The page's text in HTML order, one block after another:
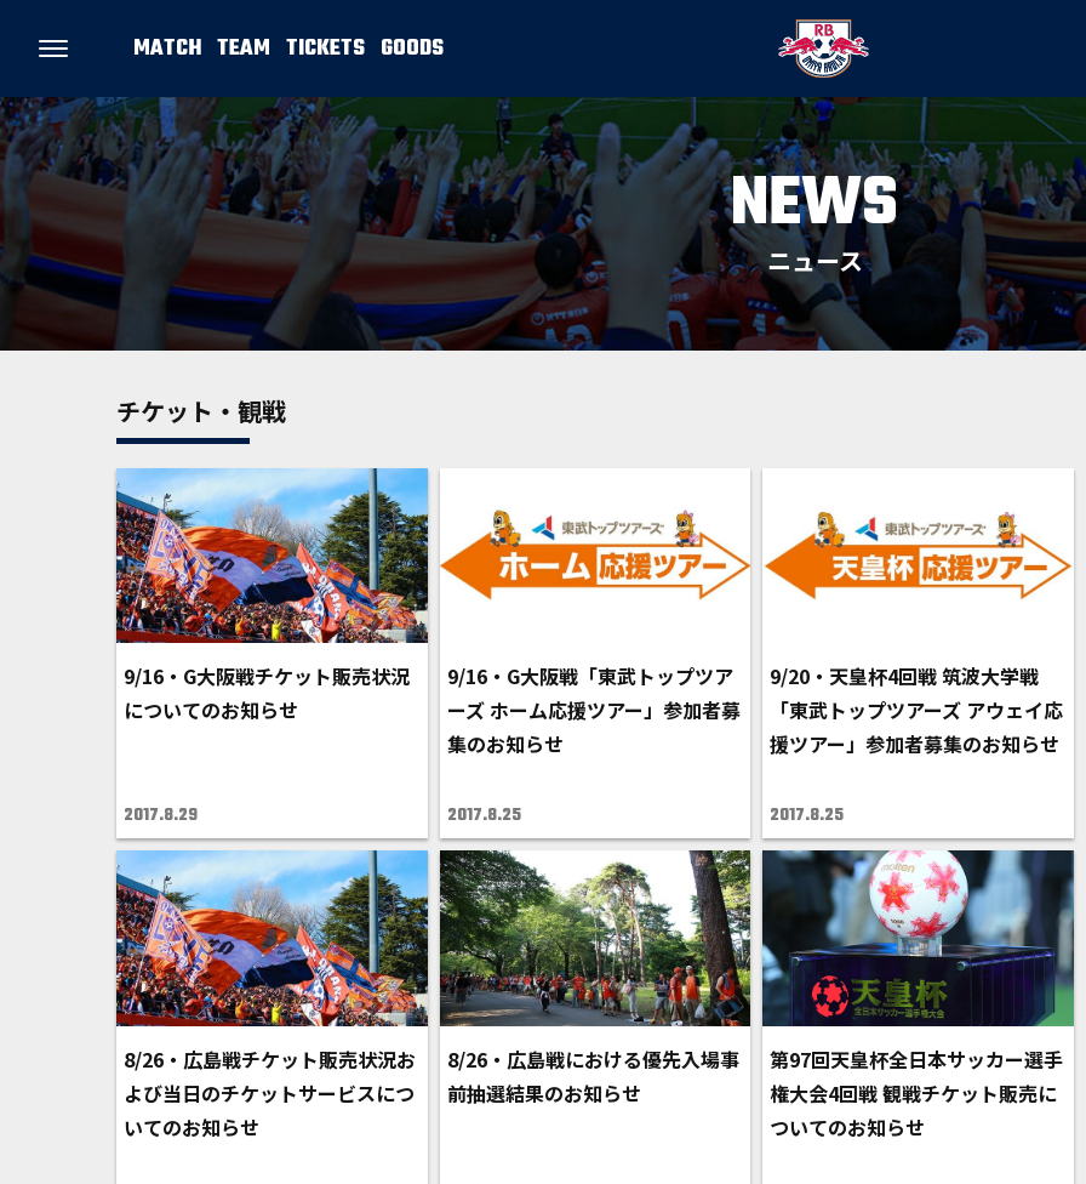
MATCH TEAM TICKETS GOODS
NEWS
ニュース
チケット・観戦
9/16・G大阪戦チケット販売状況
についてのお知らせ
2017.8.29
9/16・G大阪戦「東武トップツア
ーズ ホーム応援ツアー」参加者募
集のお知らせ
2017.8.25
9/20・天皇杯4回戦 筑波大学戦
「東武トップツアーズ アウェイ応
援ツアー」参加者募集のお知らせ
2017.8.25
8/26・広島戦チケット販売状況お
よび当日のチケットサービスにつ
いてのお知らせ
8/26・広島戦における優先入場事
前抽選結果のお知らせ
第97回天皇杯全日本サッカー選手
権大会4回戦 観戦チケット販売に
ついてのお知らせ